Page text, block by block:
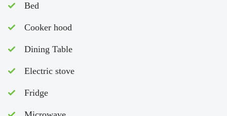
Bed
Cooker hood
Dining Table
Electric stove
Fridge